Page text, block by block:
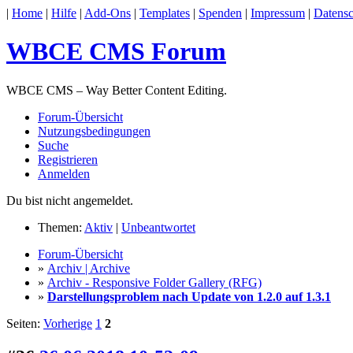
| Home | Hilfe | Add-Ons | Templates | Spenden | Impressum |
WBCE CMS Forum
WBCE CMS – Way Better Content Editing.
Forum-Übersicht
Nutzungsbedingungen
Suche
Registrieren
Anmelden
Du bist nicht angemeldet.
Themen: Aktiv | Unbeantwortet
Forum-Übersicht
» Archiv | Archive
» Archiv - Responsive Folder Gallery (RFG)
» Darstellungsproblem nach Update von 1.2.0 auf 1.3.1
Seiten: Vorherige 1 2